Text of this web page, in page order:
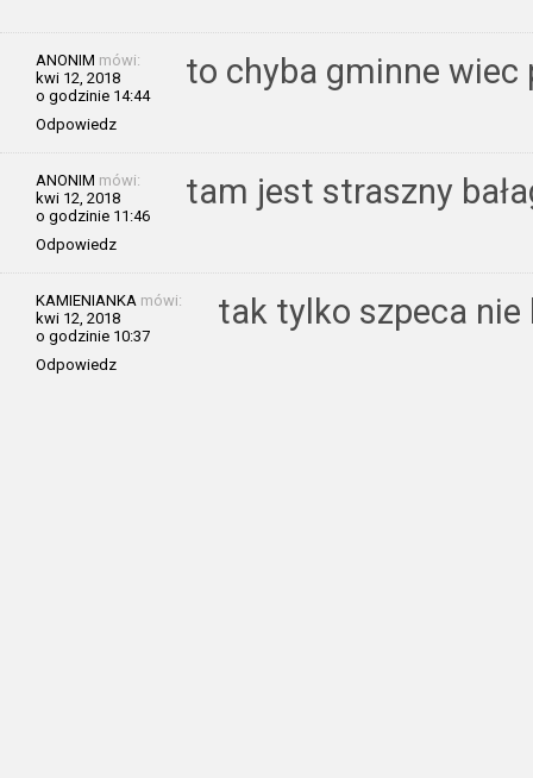
ANONIM mówi:
kwi 12, 2018
o godzinie 14:44
Odpowiedz
to chyba gminne wiec
ANONIM mówi:
kwi 12, 2018
o godzinie 11:46
Odpowiedz
tam jest straszny
KAMIENIANKA mówi:
kwi 12, 2018
o godzinie 10:37
Odpowiedz
tak tylko szpeca